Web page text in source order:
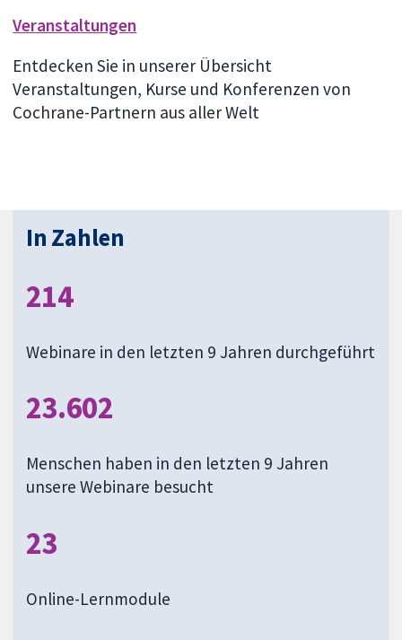
Veranstaltungen
Entdecken Sie in unserer Übersicht
Veranstaltungen, Kurse und Konferenzen von
Cochrane-Partnern aus aller Welt
In Zahlen
214
Webinare in den letzten 9 Jahren durchgeführt
23.602
Menschen haben in den letzten 9 Jahren
unsere Webinare besucht
23
Online-Lernmodule